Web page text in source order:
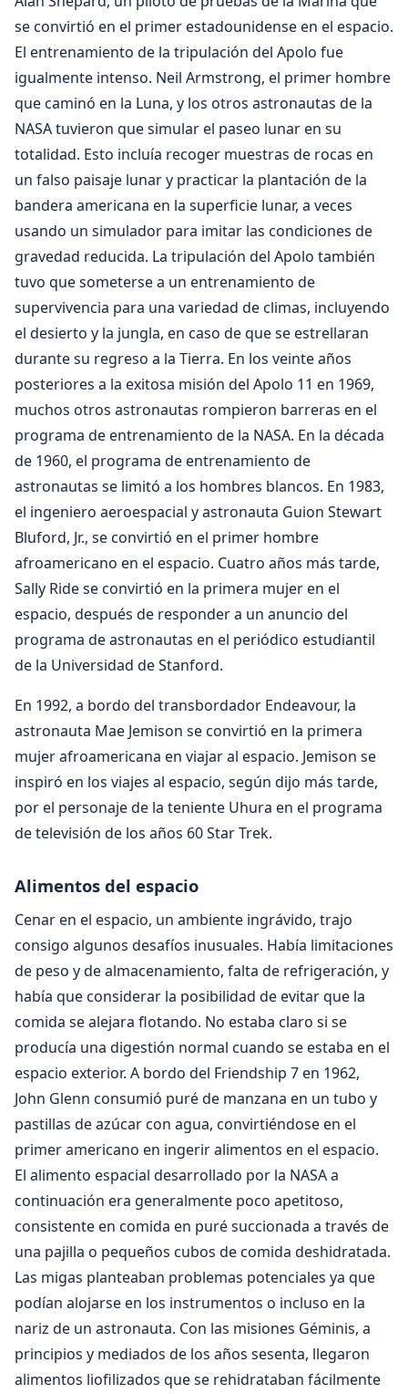
se convirtió en el primer estadounidense en el espacio.
El entrenamiento de la tripulación del Apolo fue
igualmente intenso. Neil Armstrong, el primer hombre
que caminó en la Luna, y los otros astronautas de la
NASA tuvieron que simular el paseo lunar en su
totalidad. Esto incluía recoger muestras de rocas en
un falso paisaje lunar y practicar la plantación de la
bandera americana en la superficie lunar, a veces
usando un simulador para imitar las condiciones de
gravedad reducida. La tripulación del Apolo también
tuvo que someterse a un entrenamiento de
supervivencia para una variedad de climas, incluyendo
el desierto y la jungla, en caso de que se estrellaran
durante su regreso a la Tierra. En los veinte años
posteriores a la exitosa misión del Apolo 11 en 1969,
muchos otros astronautas rompieron barreras en el
programa de entrenamiento de la NASA. En la década
de 1960, el programa de entrenamiento de
astronautas se limitó a los hombres blancos. En 1983,
el ingeniero aeroespacial y astronauta Guion Stewart
Bluford, Jr., se convirtió en el primer hombre
afroamericano en el espacio. Cuatro años más tarde,
Sally Ride se convirtió en la primera mujer en el
espacio, después de responder a un anuncio del
programa de astronautas en el periódico estudiantil
de la Universidad de Stanford.
En 1992, a bordo del transbordador Endeavour, la
astronauta Mae Jemison se convirtió en la primera
mujer afroamericana en viajar al espacio. Jemison se
inspiró en los viajes al espacio, según dijo más tarde,
por el personaje de la teniente Uhura en el programa
de televisión de los años 60 Star Trek.
Alimentos del espacio
Cenar en el espacio, un ambiente ingrávido, trajo
consigo algunos desafíos inusuales. Había limitaciones
de peso y de almacenamiento, falta de refrigeración, y
había que considerar la posibilidad de evitar que la
comida se alejara flotando. No estaba claro si se
producía una digestión normal cuando se estaba en el
espacio exterior. A bordo del Friendship 7 en 1962,
John Glenn consumió puré de manzana en un tubo y
pastillas de azúcar con agua, convirtiéndose en el
primer americano en ingerir alimentos en el espacio.
El alimento espacial desarrollado por la NASA a
continuación era generalmente poco apetitoso,
consistente en comida en puré succionada a través de
una pajilla o pequeños cubos de comida deshidratada.
Las migas planteaban problemas potenciales ya que
podían alojarse en los instrumentos o incluso en la
nariz de un astronauta. Con las misiones Géminis, a
principios y mediados de los años sesenta, llegaron
alimentos liofilizados que se rehidrataban fácilmente